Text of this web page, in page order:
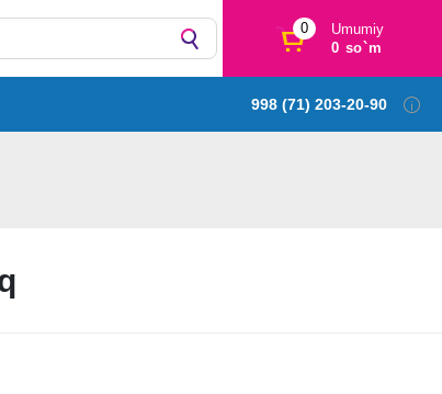
0
Umumiy
0 so`m
998 (71) 203-20-90